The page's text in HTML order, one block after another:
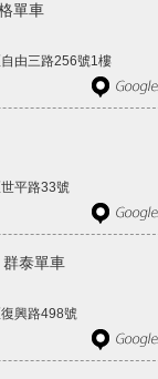
單車
由三路256號1樓
平路33號
泰單車
興路498號